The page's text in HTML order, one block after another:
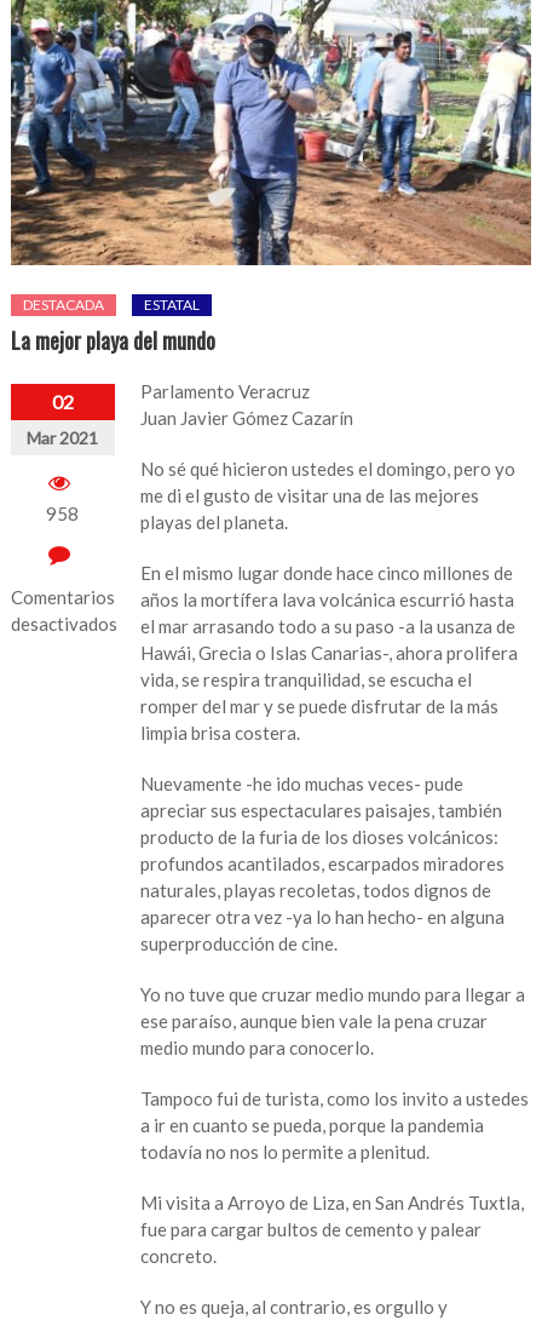
DESTACADA ESTATAL
La mejor playa del mundo
02
Mar 2021
958
Comentarios
desactivados
Parlamento Veracruz
Juan Javier Gómez Cazarín
No sé qué hicieron ustedes el domingo, pero yo
me di el gusto de visitar una de las mejores
playas del planeta.
En el mismo lugar donde hace cinco millones de
años la mortífera lava volcánica escurrió hasta
el mar arrasando todo a su paso -a la usanza de
Hawái, Grecia o Islas Canarias-, ahora prolifera
vida, se respira tranquilidad, se escucha el
romper del mar y se puede disfrutar de la más
limpia brisa costera.
Nuevamente -he ido muchas veces- pude
apreciar sus espectaculares paisajes, también
producto de la furia de los dioses volcánicos:
profundos acantilados, escarpados miradores
naturales, playas recoletas, todos dignos de
aparecer otra vez -ya lo han hecho- en alguna
superproducción de cine.
Yo no tuve que cruzar medio mundo para llegar a
ese paraíso, aunque bien vale la pena cruzar
medio mundo para conocerlo.
Tampoco fui de turista, como los invito a ustedes
a ir en cuanto se pueda, porque la pandemia
todavía no nos lo permite a plenitud.
Mi visita a Arroyo de Liza, en San Andrés Tuxtla,
fue para cargar bultos de cemento y palear
concreto.
Y no es queja, al contrario, es orgullo y